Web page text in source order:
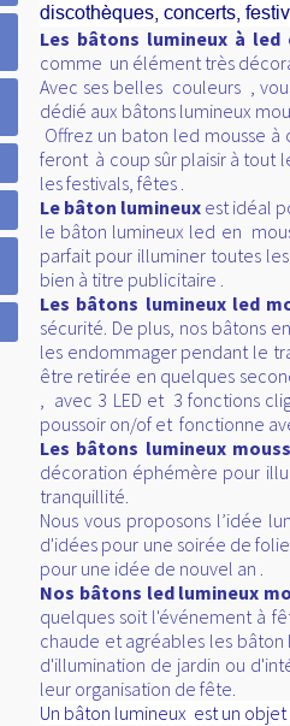
discothèques, concerts,
Les bâtons lumineux à led
comme un élément très
Avec ses belles couleurs ,
dédié aux bâtons lumineux
Offrez un baton led mousse
feront à coup sûr plaisir à tout
les festivals, fêtes .
Le bâton lumineux est idéal
le bâton lumineux led en
parfait pour illuminer toutes
bien à titre publicitaire .
Les bâtons lumineux led
sécurité. De plus, nos bâtons
les endommager pendant le
être retirée en quelques
, avec 3 LED et 3 fonctions
poussoir on/of et fonctionne
Les bâtons lumineux
décoration éphémère pour
tranquillité.
Nous vous proposons l’idée
d'idées pour une soirée de
pour une idée de nouvel an .
Nos bâtons led lumineux
quelques soit l'événement à
chaude et agréables les
d'illumination de jardin ou
leur organisation de fête.
Un bâton lumineux est un